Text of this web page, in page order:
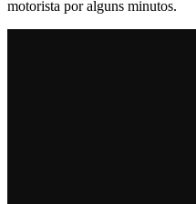
motorista por alguns minutos.